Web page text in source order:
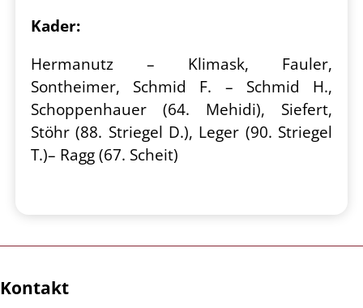
Kader:
Hermanutz – Klimask, Fauler,
Sontheimer, Schmid F. – Schmid H.,
Schoppenhauer (64. Mehidi), Siefert,
Stöhr (88. Striegel D.), Leger (90. Striegel
T.)– Ragg (67. Scheit)
Kontakt